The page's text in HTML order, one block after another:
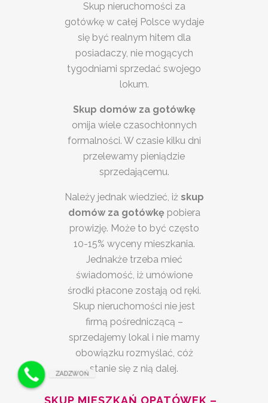
Skup nieruchomości za
gotówkę w całej Polsce wydaje
się być realnym hitem dla
posiadaczy, nie mogących
tygodniami sprzedać swojego
lokum.
Skup domów za gotówkę
omija wiele czasochłonnych
formalności. W czasie kilku dni
przelewamy pieniądzie
sprzedającemu.
Należy jednak wiedzieć, iż skup
domów za gotówkępobiera
prowizję. Może to być często
10-15% wyceny mieszkania.
Jednakże trzeba mieć
świadomość, iż umówione
środki płacone zostają od ręki.
Skup nieruchomości nie jest
firmą pośredniczącą –
sprzedajemy lokal i nie mamy
obowiązku rozmyślać, cóż
stanie się z nią dalej.
SKUP MIESZKAŃ OPATÓWEK –
ZADZWOŃ